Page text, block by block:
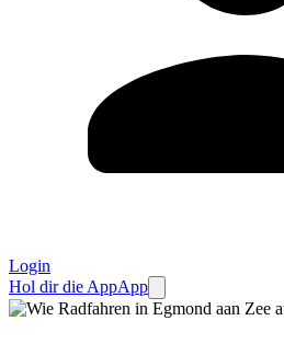
Login
Hol dir die AppApp